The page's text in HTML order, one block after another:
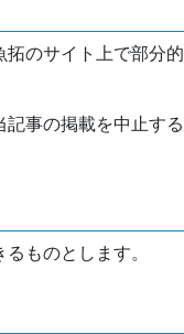
のサイト上で部分的
事の掲載を中止する
ものとします。